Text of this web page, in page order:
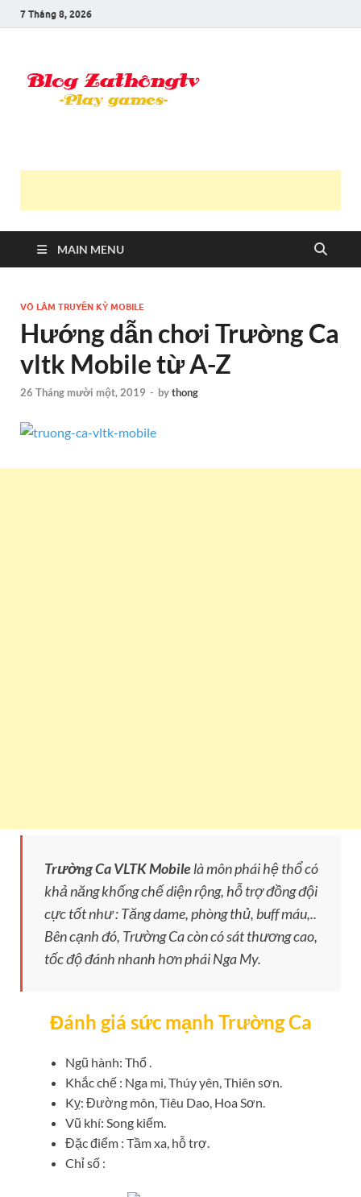
7 Tháng 8, 2026
MAIN MENU
VÕ LÂM TRUYỀN KỲ MOBILE
Hướng dẫn chơi Trường Ca
vltk Mobile từ A-Z
26 Tháng mười một, 2019 - bythong
Trường Ca VLTK Mobilelà môn phái hệ thổ có
khả năng khống chế diện rộng, hỗ trợ đồng đội
cực tốt như : Tăng dame, phòng thủ, buff máu,..
Bên cạnh đó, Trường Ca còn có sát thương cao,
tốc độ đánh nhanh hơn phái Nga My.
Đánh giá sức mạnh Trường Ca
Ngũ hành: Thổ .
Khắc chế : Nga mi, Thúy yên, Thiên sơn.
Kỵ: Đường môn, Tiêu Dao, Hoa Sơn.
Vũ khí: Song kiếm.
Đặc điểm : Tầm xa, hỗ trợ.
Chỉ số :